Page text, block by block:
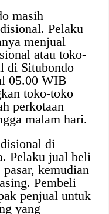
masih
Pelaku
menjual
atau toko-
di Situbondo
05.00 WIB
toko-toko
perkotaan
malam hari.
di
Pelaku jual beli
kemudian
Pembeli
penjual untuk
yang